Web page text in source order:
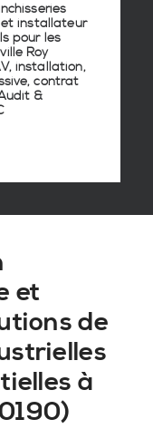
installateur
pour les
Roy
installation,
contrat
&
et
de
à